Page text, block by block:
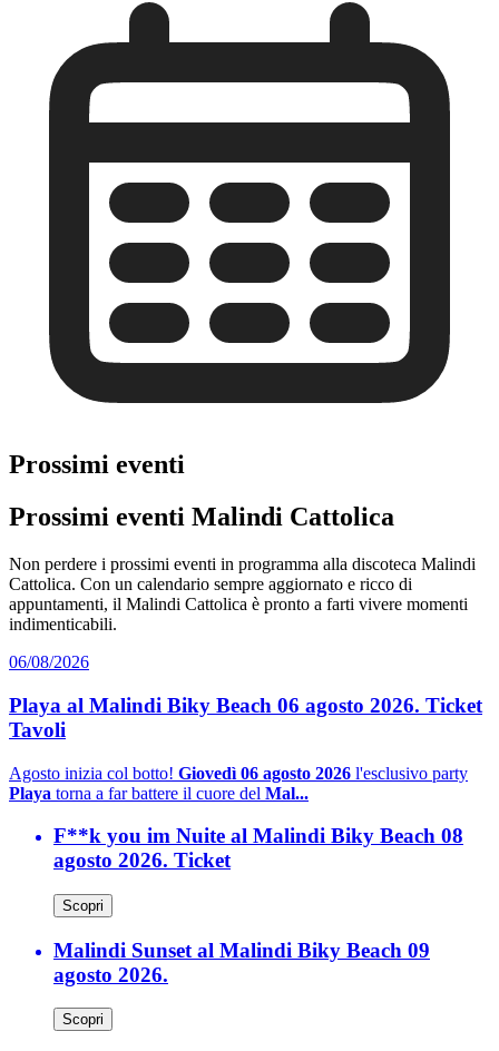
Prossimi eventi
Prossimi eventi Malindi Cattolica
Non perdere i prossimi eventi in programma alla discoteca Malindi
Cattolica. Con un calendario sempre aggiornato e ricco di
appuntamenti, il Malindi Cattolica è pronto a farti vivere momenti
indimenticabili.
06/08/2026
Playa al Malindi Biky Beach 06 agosto 2026. Ticket
Tavoli
Agosto inizia col botto! Giovedì 06 agosto 2026 l'esclusivo party
Playa torna a far battere il cuore del Mal...
F**k you im Nuite al Malindi Biky Beach 08
agosto 2026. Ticket
Scopri
Malindi Sunset al Malindi Biky Beach 09
agosto 2026.
Scopri